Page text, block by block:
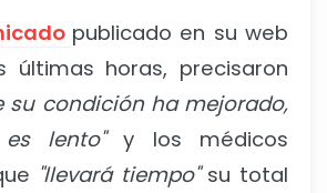
publicado en su web
últimas horas, precisaron
su condición ha mejorado,
lento"y los médicos
"llevará tiempo"su total